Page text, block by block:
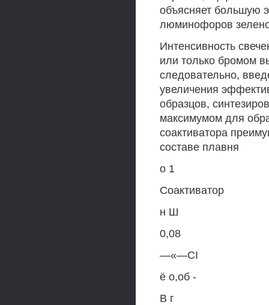
объясняет большую
люминофоров
Интенсивность
или только бромом
следовательно,
увеличения
образцов,
максимумом для
соактиватора
составе плавня
о 1
Соактиватор
н Ш
0,08
—«—CI
ё о,об -
В г